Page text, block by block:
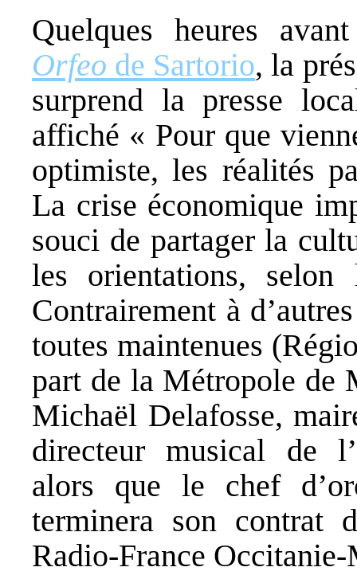
Quelques heures
Orfeo de Sartorio, la
surprend la presse
affiché « Pour que
optimiste, les réalités
La crise économique
souci de partager la
les orientations,
Contrairement à
toutes maintenues
part de la Métropole de
Michaël Delafosse,
directeur musical de
alors que le chef
terminera son contrat
Radio-France